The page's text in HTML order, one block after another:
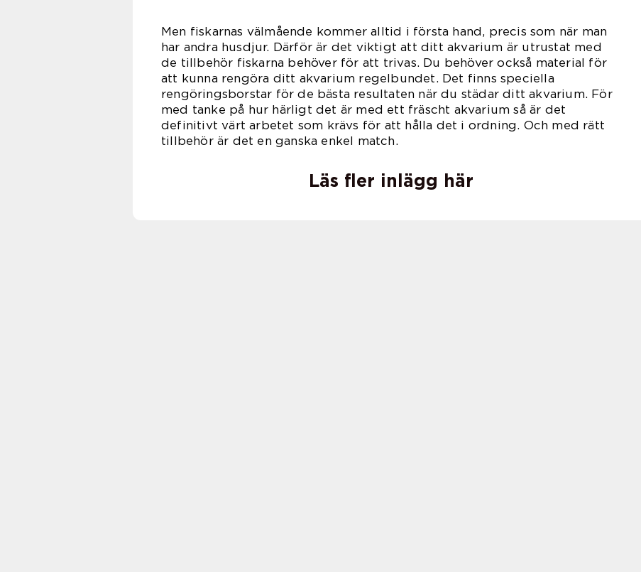
Men fiskarnas välmående kommer alltid i första hand, precis som när man
har andra husdjur. Därför är det viktigt att ditt akvarium är utrustat med
de tillbehör fiskarna behöver för att trivas. Du behöver också material för
att kunna rengöra ditt akvarium regelbundet. Det finns speciella
rengöringsborstar för de bästa resultaten när du städar ditt akvarium. För
med tanke på hur härligt det är med ett fräscht akvarium så är det
definitivt värt arbetet som krävs för att hålla det i ordning. Och med rätt
tillbehör är det en ganska enkel match.
Läs fler inlägg här